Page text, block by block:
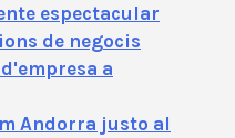
espectacular
de negocis
a
Andorra justo al